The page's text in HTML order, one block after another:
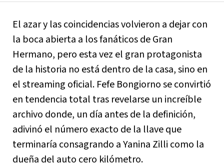
El azar y las coincidencias volvieron a dejar con
la boca abierta a los fanáticos de Gran
Hermano, pero esta vez el gran protagonista
de la historia no está dentro de la casa, sino en
el streaming oficial. Fefe Bongiorno se convirtió
en tendencia total tras revelarse un increíble
archivo donde, un día antes de la definición,
adivinó el número exacto de la llave que
terminaría consagrando a Yanina Zilli como la
dueña del auto cero kilómetro.